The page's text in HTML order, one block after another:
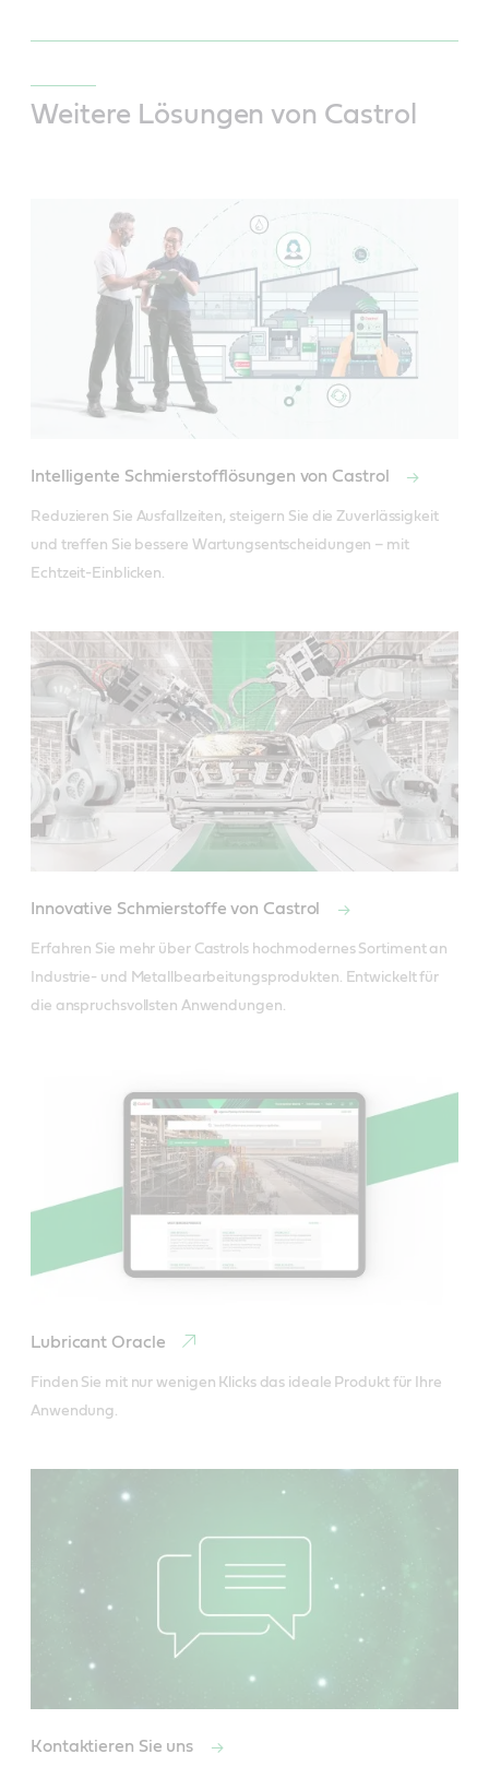
Weitere Lösungen von Castrol
Intelligente Schmierstofflösungen von Castrol
Reduzieren Sie Ausfallzeiten, steigern Sie die Zuverlässigkeit
und treffen Sie bessere Wartungsentscheidungen – mit
Echtzeit-Einblicken.
Innovative Schmierstoffe von Castrol
Erfahren Sie mehr über Castrols hochmodernes Sortiment an
Industrie- und Metallbearbeitungsprodukten. Entwickelt für
die anspruchsvollsten Anwendungen.
Lubricant Oracle
Finden Sie mit nur wenigen Klicks das ideale Produkt für Ihre
Anwendung.
Kontaktieren Sie uns